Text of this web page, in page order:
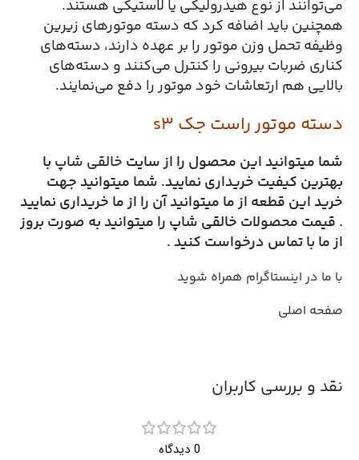
می‌توانند از نوع هیدرولیکی یا لاستیکی هستند.
همچنین باید اضافه کرد که دسته موتورهای زیرین
وظیفه‌ تحمل وزن موتور را بر عهده دارند، دسته‌های
کناری ضربات بیرونی را کنترل می‌کنند و دسته‌های
بالایی هم ارتعاشات خود موتور را دفع می‌نمایند.
دسته موتور راست جک s3
شما میتوانید این محصول را از سایت خالقی شاپ با
بهترین کیفیت خریداری نمایید. شما میتوانید جهت
خرید این قطعه از ما میتوانید آن را از ما خریداری نمایید
. قیمت محصولات خالقی شاپ را میتوانید به صورت بروز
از ما با تماس درخواست کنید .
با ما در اینستاگرام همراه شوید
صفحه اصلی
نقد و بررسی کاربران
0 دیدگاه